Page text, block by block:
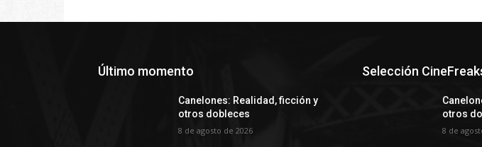
Último momento
Canelones: Realidad, ficción y
otros dobleces
8 de agosto de 2026
Selección
otros
8 de